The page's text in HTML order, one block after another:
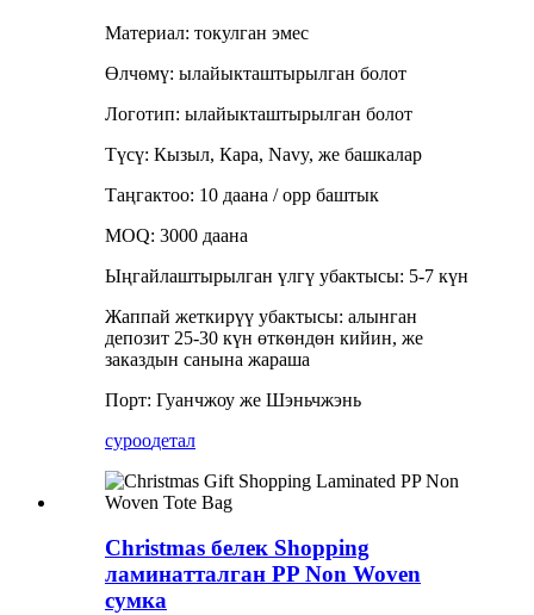
Материал: токулган эмес
Өлчөмү: ылайыкташтырылган болот
Логотип: ылайыкташтырылган болот
Түсү: Кызыл, Кара, Navy, же башкалар
Таңгактоо: 10 даана / opp баштык
MOQ: 3000 даана
Ыңгайлаштырылган үлгү убактысы: 5-7 күн
Жаппай жеткирүү убактысы: алынган
депозит 25-30 күн өткөндөн кийин, же
заказдын санына жараша
Порт: Гуанчжоу же Шэньчжэнь
суроодетал
Christmas белек Shopping
ламинатталган PP Non Woven
сумка